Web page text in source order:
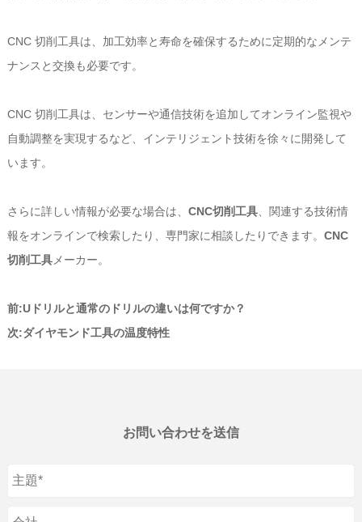
CNC 切削工具は、加工効率と寿命を確保するために定期的なメンテ
ナンスと交換も必要です。
CNC 切削工具は、センサーや通信技術を追加してオンライン監視や
自動調整を実現するなど、インテリジェント技術を徐々に開発して
います。
さらに詳しい情報が必要な場合は、 CNC切削工具、関連する技術情
報をオンラインで検索したり、専門家に相談したりできます。 CNC
切削工具メーカー。
前:Uドリルと通常のドリルの違いは何ですか？
次:ダイヤモンド工具の温度特性
お問い合わせを送信